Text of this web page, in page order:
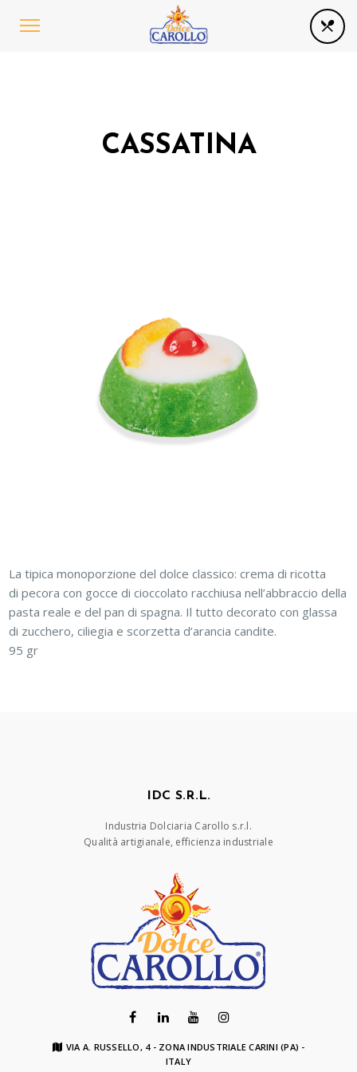
CASSATINA
La tipica monoporzione del dolce classico: crema di ricotta
di pecora con gocce di cioccolato racchiusa nell’abbraccio della
pasta reale e del pan di spagna. Il tutto decorato con glassa
di zucchero, ciliegia e scorzetta d’arancia candite.
95 gr
IDC S.R.L.
Industria Dolciaria Carollo s.r.l.
Qualità artigianale, efficienza industriale
VIA A. RUSSELLO, 4 - ZONA INDUSTRIALE CARINI (PA) -
ITALY